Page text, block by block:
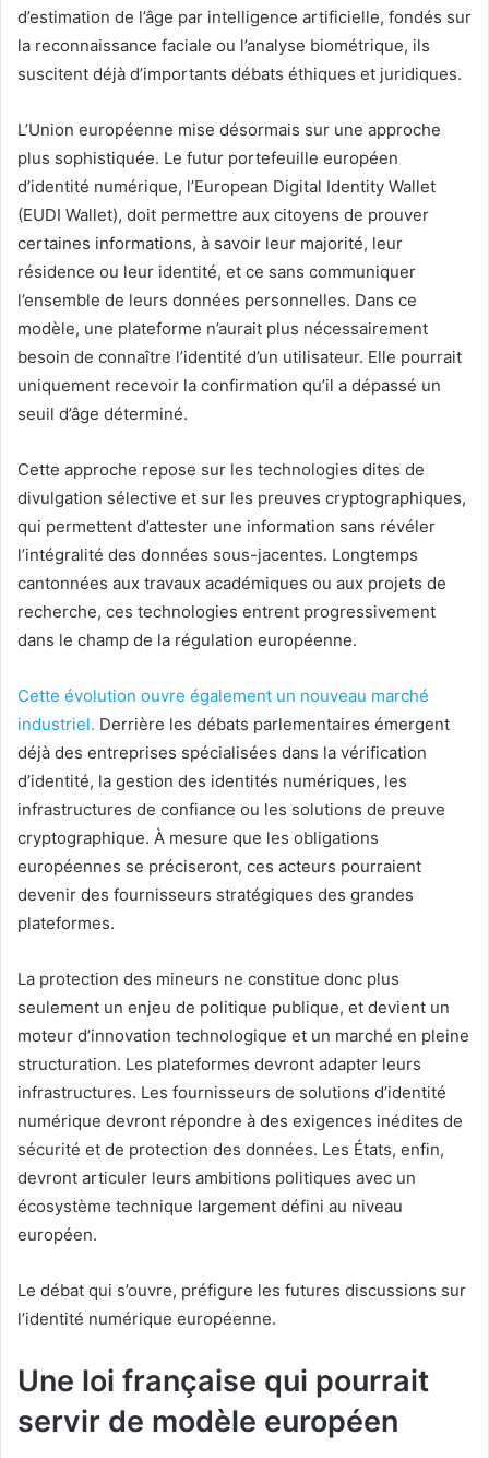
d’estimation de l’âge par intelligence artificielle, fondés sur
la reconnaissance faciale ou l’analyse biométrique, ils
suscitent déjà d’importants débats éthiques et juridiques.
L’Union européenne mise désormais sur une approche
plus sophistiquée. Le futur portefeuille européen
d’identité numérique, l’European Digital Identity Wallet
(EUDI Wallet), doit permettre aux citoyens de prouver
certaines informations, à savoir leur majorité, leur
résidence ou leur identité, et ce sans communiquer
l’ensemble de leurs données personnelles. Dans ce
modèle, une plateforme n’aurait plus nécessairement
besoin de connaître l’identité d’un utilisateur. Elle pourrait
uniquement recevoir la confirmation qu’il a dépassé un
seuil d’âge déterminé.
Cette approche repose sur les technologies dites de
divulgation sélective et sur les preuves cryptographiques,
qui permettent d’attester une information sans révéler
l’intégralité des données sous-jacentes. Longtemps
cantonnées aux travaux académiques ou aux projets de
recherche, ces technologies entrent progressivement
dans le champ de la régulation européenne.
Cette évolution ouvre également un nouveau marché
industriel. Derrière les débats parlementaires émergent
déjà des entreprises spécialisées dans la vérification
d’identité, la gestion des identités numériques, les
infrastructures de confiance ou les solutions de preuve
cryptographique. À mesure que les obligations
européennes se préciseront, ces acteurs pourraient
devenir des fournisseurs stratégiques des grandes
plateformes.
La protection des mineurs ne constitue donc plus
seulement un enjeu de politique publique, et devient un
moteur d’innovation technologique et un marché en pleine
structuration. Les plateformes devront adapter leurs
infrastructures. Les fournisseurs de solutions d’identité
numérique devront répondre à des exigences inédites de
sécurité et de protection des données. Les États, enfin,
devront articuler leurs ambitions politiques avec un
écosystème technique largement défini au niveau
européen.
Le débat qui s’ouvre, préfigure les futures discussions sur
l’identité numérique européenne.
Une loi française qui pourrait
servir de modèle européen